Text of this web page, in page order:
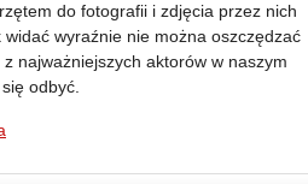
do fotografii i zdjęcia przez nich
wyraźnie nie można oszczędzać
najważniejszych aktorów w naszym
odbyć.